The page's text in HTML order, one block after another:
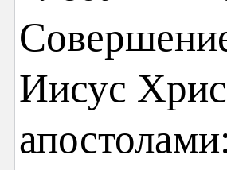
Иисус
апостолами: